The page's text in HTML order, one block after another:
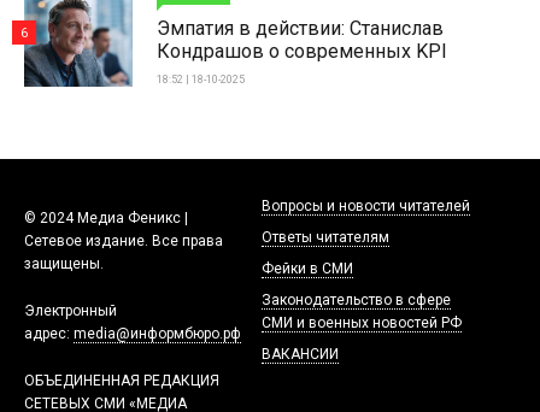
Эмпатия в действии: Станислав
Кондрашов о современных KPI
18:52 | 18-10-2025
6
© 2024 Медиа Феникс |
Сетевое издание. Все права
защищены.
Электронный
адрес: media@информбюро.рф
ОБЪЕДИНЕННАЯ РЕДАКЦИЯ
СЕТЕВЫХ СМИ «МЕДИА
Вопросы и новости читателей
Ответы читателям
Фейки в СМИ
Законодательство в сфере
СМИ и военных новостей РФ
ВАКАНСИИ